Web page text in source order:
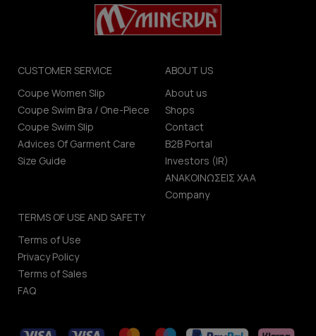
CUSTOMER SERVICE
Coupe Women Slip
Coupe Swim Bra / One-Piece
Coupe Swim Slip
Advices Of Garment Care
Size Guide
ABOUT US
About us
Shops
Contact
B2B Portal
Investors (IR)
ΑΝΑΚΟΙΝΩΣΕΙΣ ΧΑΑ
Company
TERMS OF USE AND SAFETY
Terms of Use
Privacy Policy
Terms of Sales
FAQ